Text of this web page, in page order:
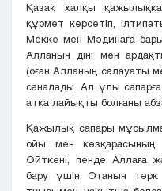
Қазақ халқы
құрмет көрсетіп,
Мекке мен Мәдинаға
Алланың діні мен
(оған Алланың салауаты
саналады. Ал ұлы
атқа лайықты болғаны
Қажылық сапары
ойы мен көзқарасының
Өйткені, пенде Аллаға
бару үшін Отанын тәрк